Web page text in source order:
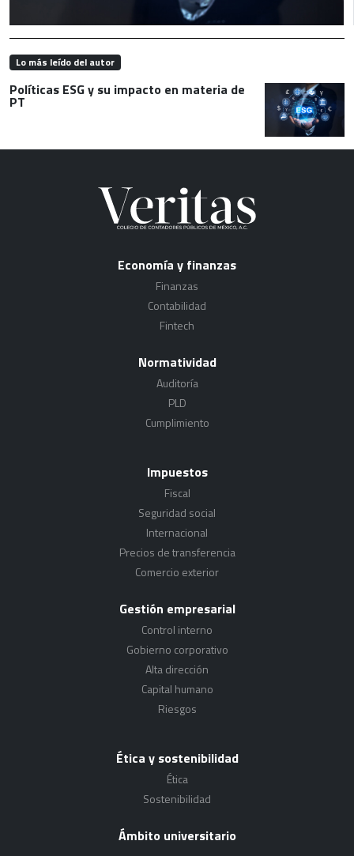
Lo más leído del autor
Políticas ESG y su impacto en materia de
PT
Economía y finanzas
Finanzas
Contabilidad
Fintech
Normatividad
Auditoría
PLD
Cumplimiento
Impuestos
Fiscal
Seguridad social
Internacional
Precios de transferencia
Comercio exterior
Gestión empresarial
Control interno
Gobierno corporativo
Alta dirección
Capital humano
Riesgos
Ética y sostenibilidad
Ética
Sostenibilidad
Ámbito universitario